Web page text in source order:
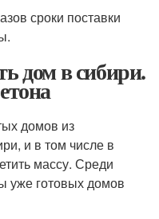
сроки поставки
дом в сибири.
домов из
и в том числе в
массу. Среди
уже готовых домов